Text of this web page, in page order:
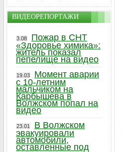
ВИДЕОРЕПОРТАЖИ
3.08
Пожар в СНТ
«Здоровье химика»:
житель показал
пепелище на видео
19.03
Момент аварии
с 10-летним
мальчиком на
Карбышева в
Волжском попал на
видео
23.01
В Волжском
эвакуировали
автомобили,
оставленные под